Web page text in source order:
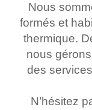
Nous
formés et
thermique.
nous
des
N’hésitez